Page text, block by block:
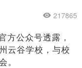
217865
方公众号透露，
云谷学校，与校
。